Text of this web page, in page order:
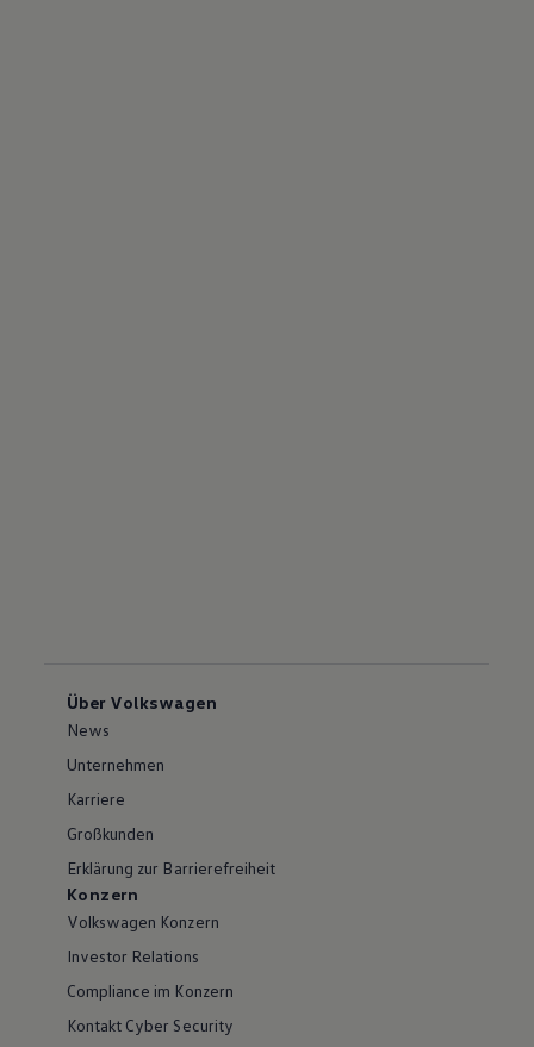
Über Volkswagen
News
Unternehmen
Karriere
Großkunden
Erklärung zur Barrierefreiheit
Konzern
Volkswagen Konzern
Investor Relations
Compliance im Konzern
Kontakt Cyber Security